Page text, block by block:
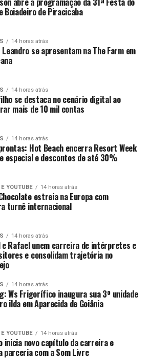
Boiadeiro de Piracicaba
14 horas atrás
Leandro se apresentam na The Farm em
14 horas atrás
se destaca no cenário digital ao
mais de 10 mil contas
14 horas atrás
Hot Beach encerra Resort Week
especial e descontos de até 30%
YOUTUBE 14 horas atrás
estreia na Europa com
turnê internacional
14 horas atrás
e Rafael unem carreira de intérpretes e
e consolidam trajetória no
14 horas atrás
Ws Frigorífico inaugura sua 3º unidade
ilda em Aparecida de Goiânia
YOUTUBE 14 horas atrás
inicia novo capítulo da carreira e
parceria com a Som Livre